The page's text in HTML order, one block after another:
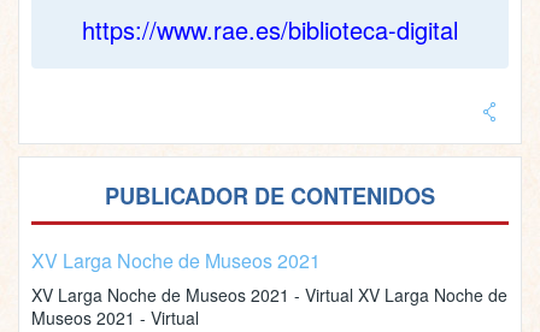
https://www.rae.es/biblioteca-digital
PUBLICADOR DE CONTENIDOS
XV Larga Noche de Museos 2021
XV Larga Noche de Museos 2021 - Virtual XV Larga Noche de
Museos 2021 - Virtual